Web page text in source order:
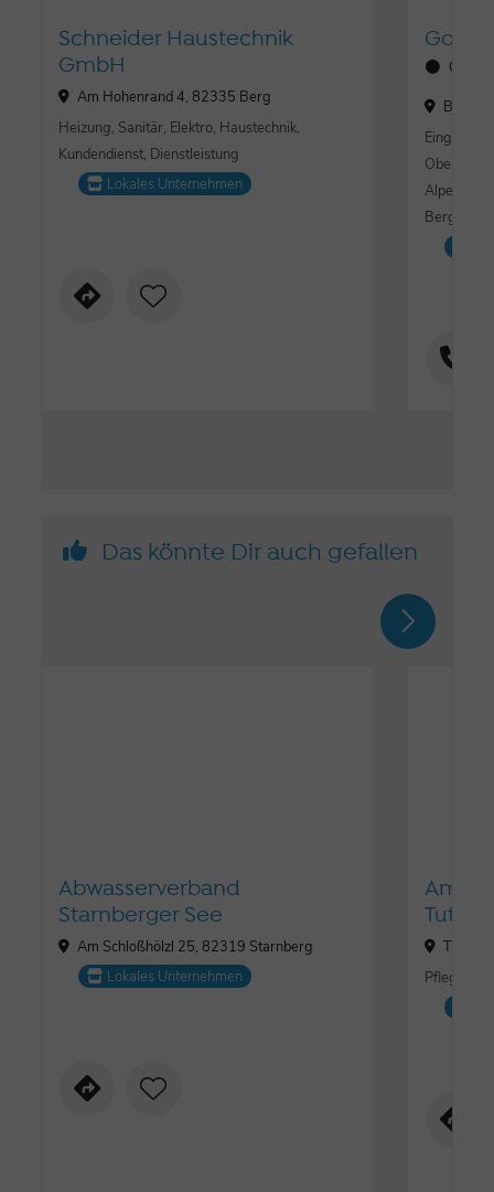
Schneider Haustechnik
GmbH
Am Hohenrand 4, 82335 Berg
Heizung, Sanitär, Elektro, Haustechnik,
Kundendienst, Dienstleistung
Lokales Unternehmen
Alpen
Das könnte Dir auch gefallen
Abwasserverband
Starnberger See
Am Schloßhölzl 25, 82319 Starnberg
Lokales Unternehmen